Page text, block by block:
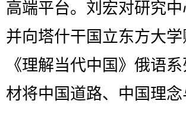
高端平台。刘宏对研究
并向塔什干国立东方大
《理解当代中国》俄语
材将中国道路、中国理